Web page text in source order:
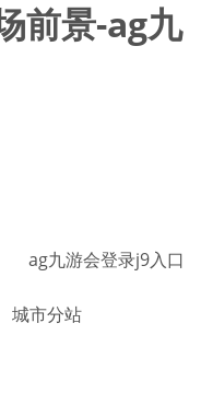
前景-ag九
ag九游会登录j9入口
城市分站